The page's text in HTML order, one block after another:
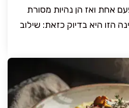
אחת ואז הן נהיות מסורת
הזו היא בדיוק כזאת: שילוב